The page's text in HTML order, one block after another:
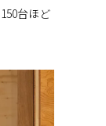
台ほど